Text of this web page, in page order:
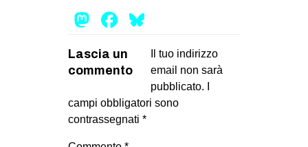
STUDENTI TSUNAMI
MILANO
MOBILITAZIONI
SPAZI
Mastodon
Facebook
Lascia un
commento
Il tuo indirizzo
email non sarà
pubblicato.
campi obbligatori sono
contrassegnati *